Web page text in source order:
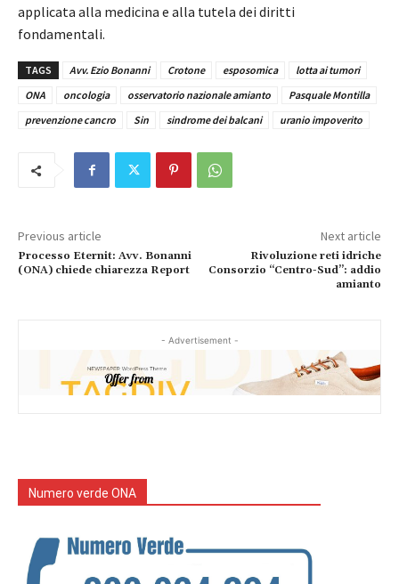
applicata alla medicina e alla tutela dei diritti
fondamentali.
TAGS Avv. Ezio Bonanni Crotone esposomica
lotta ai tumori
ONA
oncologia osservatorio nazionale amianto
Pasquale Montilla
prevenzione cancro
Sin sindrome dei balcani uranio impoverito
Previous article
Processo Eternit: Avv. Bonanni
(ONA) chiede chiarezza Report
Next article
Rivoluzione reti idriche
Consorzio “Centro-Sud”: addio
amianto
- Advertisement -
Numero verde ONA